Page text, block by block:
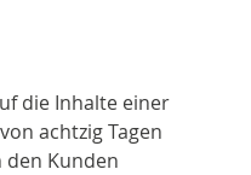
die Inhalte einer
achtzig Tagen
den Kunden